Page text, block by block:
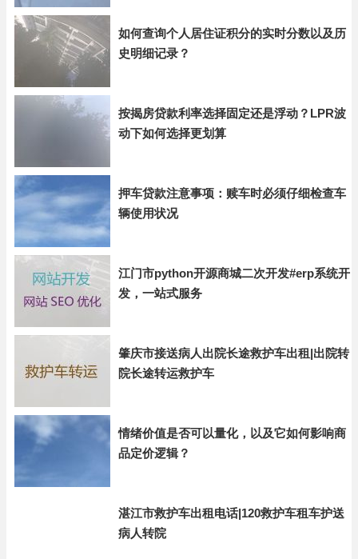
如何查询个人居住证积分的实时分数以及历
史明细记录？
按揭房贷款利率选择固定还是浮动？LPR波
动下如何选择更划算
押车贷款注意事项：赎车时必须仔细检查车
辆使用状况
江门市python开源商城二次开发#erp系统开
发，一站式服务
肇庆市接送病人出院长途救护车出租|出院转
院长途转运救护车
情绪价值是否可以量化，以及它如何影响商
品定价逻辑？
湛江市救护车出租电话|120救护车租车护送
病人转院